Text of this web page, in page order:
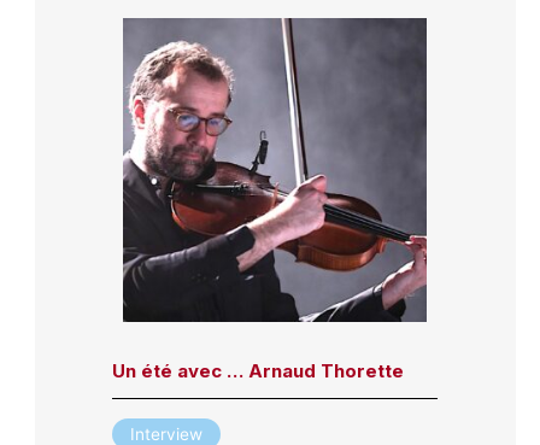
Un été avec … Arnaud Thorette
Interview